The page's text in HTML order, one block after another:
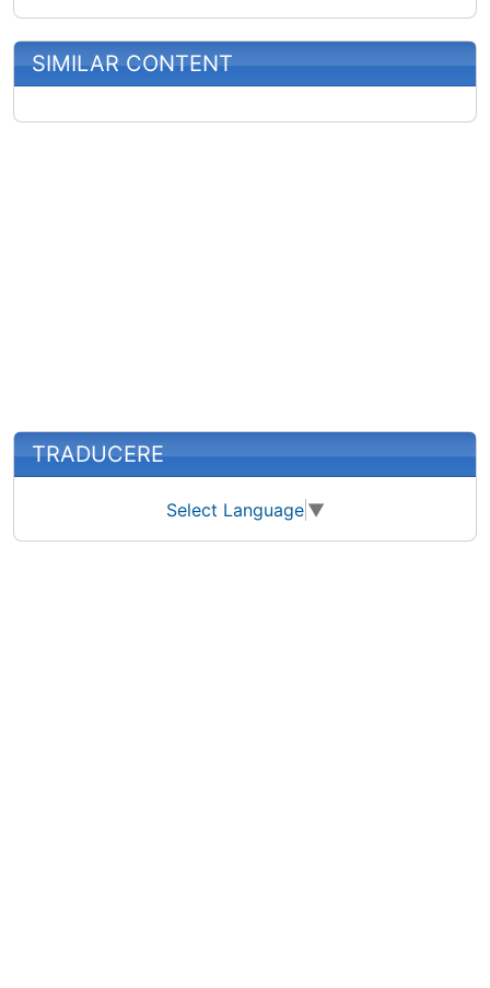
SIMILAR CONTENT
More content and functionality
TRADUCERE
Select Language ▼